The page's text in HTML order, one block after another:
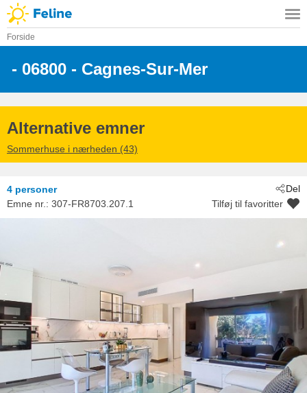
Forside
- 06800 - Cagnes-Sur-Mer
Alternative emner
Sommerhuse i nærheden (43)
Del
4 personer
Emne nr.: 307-FR8703.207.1 Tilføj til favoritter